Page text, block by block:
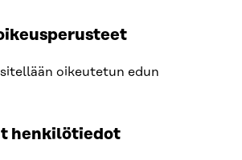
oikeutetun edun
henkilötiedot